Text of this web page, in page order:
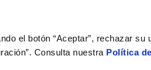
el botón “Aceptar”, rechazar su
Consulta nuestra Política